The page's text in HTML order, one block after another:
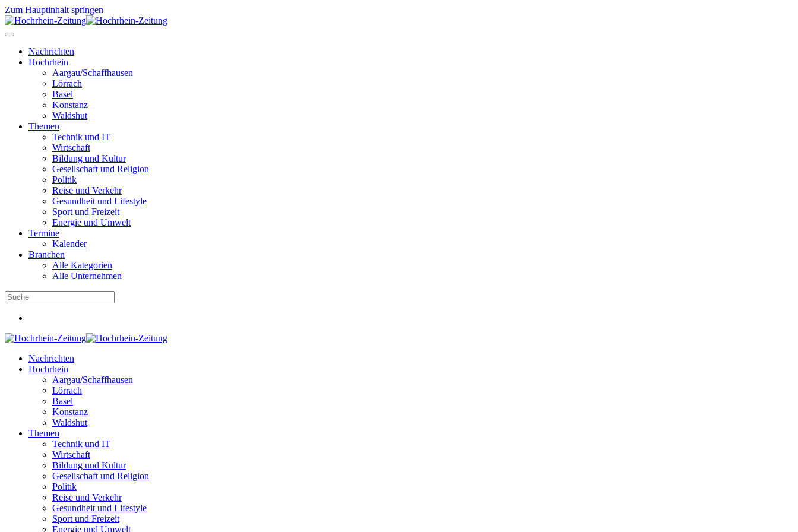
Zum Hauptinhalt springen
Nachrichten
Hochrhein
Aargau/Schaffhausen
Lörrach
Basel
Konstanz
Waldshut
Themen
Technik und IT
Wirtschaft
Bildung und Kultur
Gesellschaft und Religion
Politik
Reise und Verkehr
Gesundheit und Lifestyle
Sport und Freizeit
Energie und Umwelt
Termine
Kalender
Branchen
Alle Kategorien
Alle Unternehmen
Nachrichten
Hochrhein
Aargau/Schaffhausen
Lörrach
Basel
Konstanz
Waldshut
Themen
Technik und IT
Wirtschaft
Bildung und Kultur
Gesellschaft und Religion
Politik
Reise und Verkehr
Gesundheit und Lifestyle
Sport und Freizeit
Energie und Umwelt